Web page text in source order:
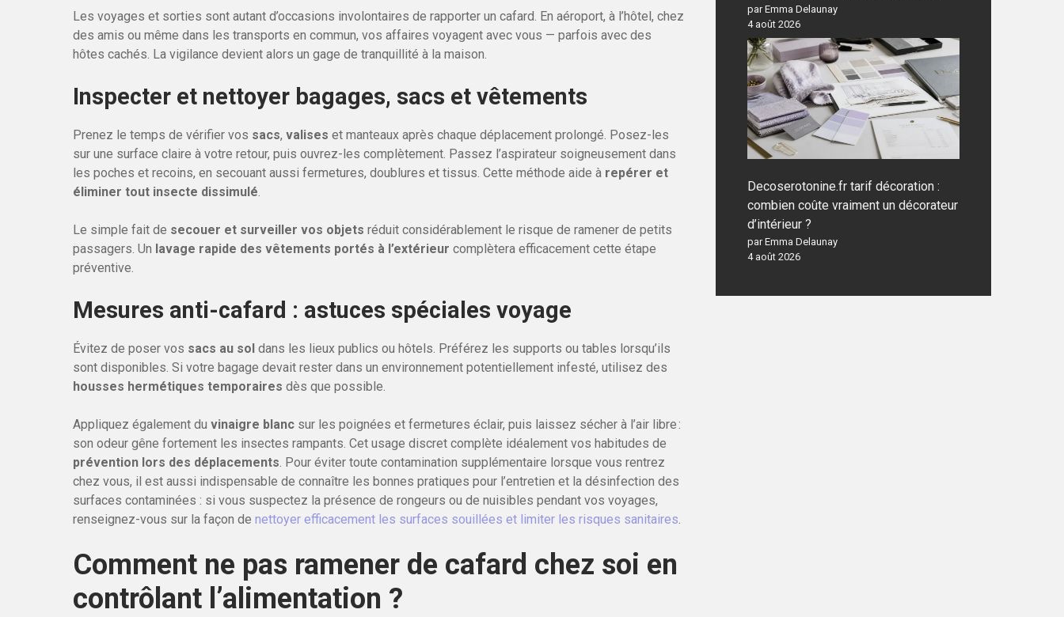
Les voyages et sorties sont autant d’occasions involontaires de rapporter un cafard. En aéroport, à l’hôtel, chez
des amis ou même dans les transports en commun, vos affaires voyagent avec vous — parfois avec des
hôtes cachés. La vigilance devient alors un gage de tranquillité à la maison.
Inspecter et nettoyer bagages, sacs et vêtements
Prenez le temps de vérifier vos sacs, valises et manteaux après chaque déplacement prolongé. Posez-les
sur une surface claire à votre retour, puis ouvrez-les complètement. Passez l’aspirateur soigneusement dans
les poches et recoins, en secouant aussi fermetures, doublures et tissus. Cette méthode aide à repérer et
éliminer tout insecte dissimulé.
Le simple fait de secouer et surveiller vos objets réduit considérablement le risque de ramener de petits
passagers. Un lavage rapide des vêtements portés à l’extérieur complètera efficacement cette étape
préventive.
Mesures anti-cafard : astuces spéciales voyage
Évitez de poser vos sacs au sol dans les lieux publics ou hôtels. Préférez les supports ou tables lorsqu’ils
sont disponibles. Si votre bagage devait rester dans un environnement potentiellement infesté, utilisez des
housses hermétiques temporaires dès que possible.
Appliquez également du vinaigre blanc sur les poignées et fermetures éclair, puis laissez sécher à l’air libre :
son odeur gêne fortement les insectes rampants. Cet usage discret complète idéalement vos habitudes de
prévention lors des déplacements. Pour éviter toute contamination supplémentaire lorsque vous rentrez
chez vous, il est aussi indispensable de connaître les bonnes pratiques pour l’entretien et la désinfection des
surfaces contaminées : si vous suspectez la présence de rongeurs ou de nuisibles pendant vos voyages,
renseignez-vous sur la façon de nettoyer efficacement les surfaces souillées et limiter les risques sanitaires.
Comment ne pas ramener de cafard chez soi en
contrôlant l’alimentation ?
par Emma Delaunay
4 août 2026
Decoserotonine.fr tarif décoration :
combien coûte vraiment un décorateur
d’intérieur ?
par Emma Delaunay
4 août 2026